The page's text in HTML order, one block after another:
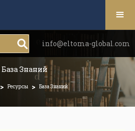
info@eltoma-global.com
База Знаний
> Ресурсы > База Знаний